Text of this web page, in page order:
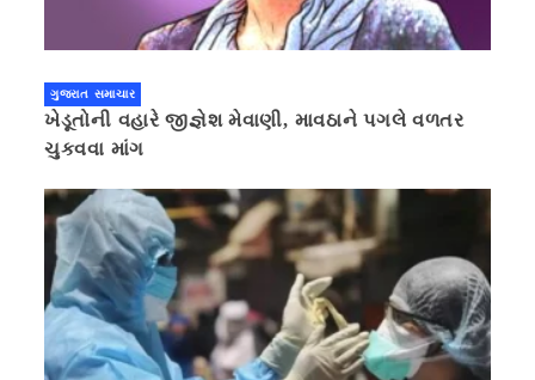
ગુજરાત સમાચાર
ખેડૂતોની વહારે જીજ્ઞેશ મેવાણી, માવઠાને પગલે વળતર
ચુકવવા માંગ